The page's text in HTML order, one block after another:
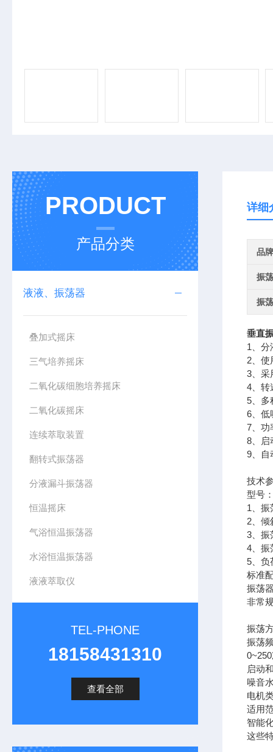
PRODUCT
产品分类
液液、振荡器
叠加式摇床
三气培养摇床
二氧化碳细胞培养摇床
二氧化碳摇床
连续萃取装置
翻转式振荡器
分液漏斗振荡器
恒温摇床
气浴恒温振荡器
水浴恒温振荡器
液液萃取仪
TEL-PHONE
18158431310
查看全部
详细
品牌
振
振
垂直
1、分
2、使
3、采
4、转
5、多
6、低
7、功
8、启
9、自
技术
型号
1、振
2、倾
3、振
4、振
5、负
标准
振荡
非常
振荡
振荡
启动
噪音
电机
适用
智能
这些